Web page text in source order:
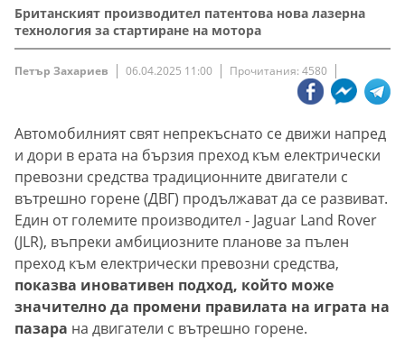
Британският производител патентова нова лазерна
технология за стартиране на мотора
Петър Захариев 06.04.2025 11:00 Прочитания: 4580
Автомобилният свят непрекъснато се движи напред
и дори в ерата на бързия преход към електрически
превозни средства традиционните двигатели с
вътрешно горене (ДВГ) продължават да се развиват.
Един от големите производител - Jaguar Land Rover
(JLR), въпреки амбициозните планове за пълен
преход към електрически превозни средства,
показва иновативен подход, който може
значително да промени правилата на играта на
пазара на двигатели с вътрешно горене.